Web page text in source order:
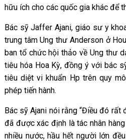
hữu ích cho các quốc gia khác để
Bác sỹ Jaffer Ajani, giáo sư y
trung tâm Ung thư Anderson ở
ban tổ chức hội thảo về Ung thư
tiêu hóa Hoa Kỳ, đồng ý với bác
tiêu diệt vi khuẩn Hp trên quy
phép tiến hành.
Bác sỹ Ajani nói rằng “Điều đó rất
đã được xác định là tác nhân
nhiều nước, hầu hết người lớn